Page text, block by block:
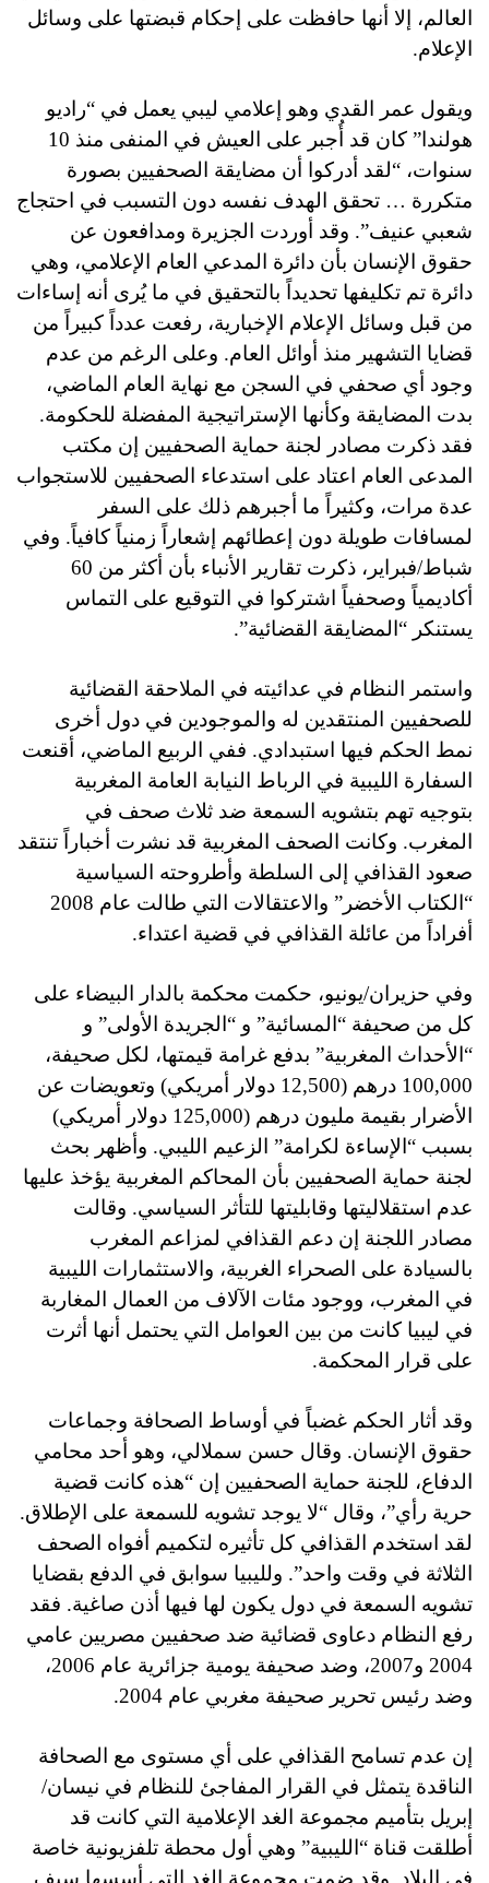
العالم، إلا أنها حافظت على إحكام قبضتها على وسائل
الإعلام.
ويقول عمر القدي وهو إعلامي ليبي يعمل في “راديو
هولندا” كان قد أُجبر على العيش في المنفى منذ 10
سنوات، “لقد أدركوا أن مضايقة الصحفيين بصورة
متكررة … تحقق الهدف نفسه دون التسبب في احتجاج
شعبي عنيف”. وقد أوردت الجزيرة ومدافعون عن
حقوق الإنسان بأن دائرة المدعي العام الإعلامي، وهي
دائرة تم تكليفها تحديداً بالتحقيق في ما يُرى أنه إساءات
من قبل وسائل الإعلام الإخبارية، رفعت عدداً كبيراً من
قضايا التشهير منذ أوائل العام. وعلى الرغم من عدم
وجود أي صحفي في السجن مع نهاية العام الماضي،
بدت المضايقة وكأنها الإستراتيجية المفضلة للحكومة.
فقد ذكرت مصادر لجنة حماية الصحفيين إن مكتب
المدعى العام اعتاد على استدعاء الصحفيين للاستجواب
عدة مرات، وكثيراً ما أجبرهم ذلك على السفر
لمسافات طويلة دون إعطائهم إشعاراً زمنياً كافياً. وفي
شباط/فبراير، ذكرت تقارير الأنباء بأن أكثر من 60
أكاديمياً وصحفياً اشتركوا في التوقيع على التماس
يستنكر “المضايقة القضائية”.
واستمر النظام في عدائيته في الملاحقة القضائية
للصحفيين المنتقدين له والموجودين في دول أخرى
نمط الحكم فيها استبدادي. ففي الربيع الماضي، أقنعت
السفارة الليبية في الرباط النيابة العامة المغربية
بتوجيه تهم بتشويه السمعة ضد ثلاث صحف في
المغرب. وكانت الصحف المغربية قد نشرت أخباراً تنتقد
صعود القذافي إلى السلطة وأطروحته السياسية
“الكتاب الأخضر” والاعتقالات التي طالت عام 2008
أفراداً من عائلة القذافي في قضية اعتداء.
وفي حزيران/يونيو، حكمت محكمة بالدار البيضاء على
كل من صحيفة “المسائية” و “الجريدة الأولى” و
“الأحداث المغربية” بدفع غرامة قيمتها، لكل صحيفة،
100,000 درهم (12,500 دولار أمريكي) وتعويضات عن
الأضرار بقيمة مليون درهم (125,000 دولار أمريكي)
بسبب “الإساءة لكرامة” الزعيم الليبي. وأظهر بحث
لجنة حماية الصحفيين بأن المحاكم المغربية يؤخذ عليها
عدم استقلاليتها وقابليتها للتأثر السياسي. وقالت
مصادر اللجنة إن دعم القذافي لمزاعم المغرب
بالسيادة على الصحراء الغربية، والاستثمارات الليبية
في المغرب، ووجود مئات الآلاف من العمال المغاربة
في ليبيا كانت من بين العوامل التي يحتمل أنها أثرت
على قرار المحكمة.
وقد أثار الحكم غضباً في أوساط الصحافة وجماعات
حقوق الإنسان. وقال حسن سملالي، وهو أحد محامي
الدفاع، للجنة حماية الصحفيين إن “هذه كانت قضية
حرية رأي”، وقال “لا يوجد تشويه للسمعة على الإطلاق.
لقد استخدم القذافي كل تأثيره لتكميم أفواه الصحف
الثلاثة في وقت واحد”. ولليبيا سوابق في الدفع بقضايا
تشويه السمعة في دول يكون لها فيها أذن صاغية. فقد
رفع النظام دعاوى قضائية ضد صحفيين مصريين عامي
2004 و2007، وضد صحيفة يومية جزائرية عام 2006،
وضد رئيس تحرير صحيفة مغربي عام 2004.
إن عدم تسامح القذافي على أي مستوى مع الصحافة
الناقدة يتمثل في القرار المفاجئ للنظام في نيسان/
إبريل بتأميم مجموعة الغد الإعلامية التي كانت قد
أطلقت قناة “الليبية” وهي أول محطة تلفزيونية خاصة
في البلاد. وقد ضمت مجموعة الغد التي أسسها سيف